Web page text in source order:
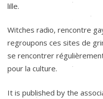
lille.
Witches radio, rencontre
regroupons ces sites de
se rencontrer
pour la culture.
It is published by the